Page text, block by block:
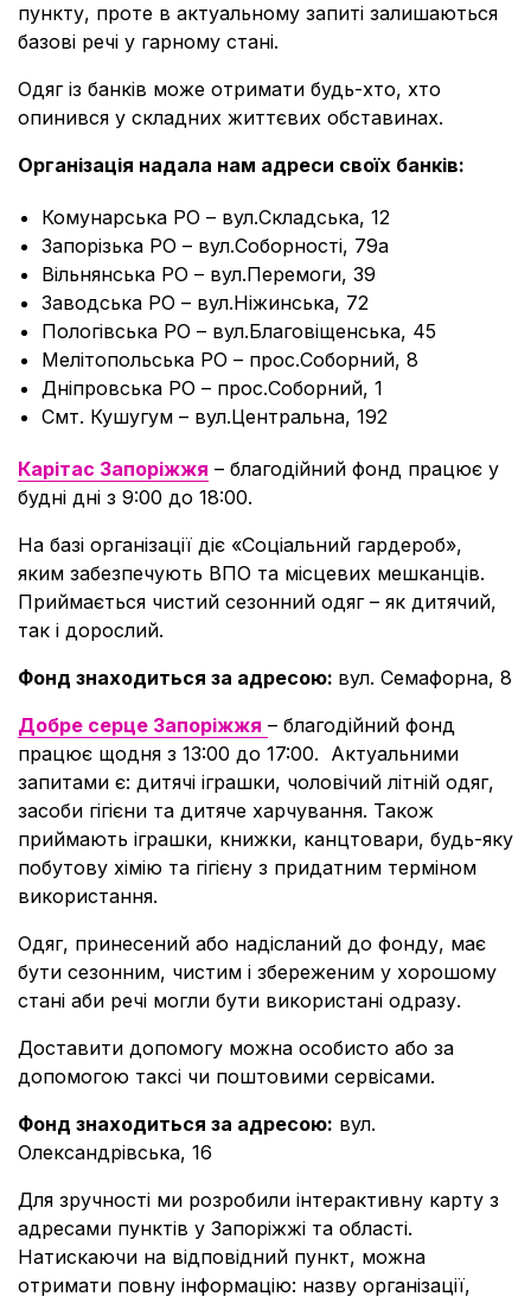
пункту, проте в актуальному запиті залишаються
базові речі у гарному стані.
Одяг із банків може отримати будь-хто, хто
опинився у складних життєвих обставинах.
Організація надала нам адреси своїх банків:
Комунарська РО – вул.Складська, 12
Запорізька РО – вул.Соборності, 79а
Вільнянська РО – вул.Перемоги, 39
Заводська РО – вул.Ніжинська, 72
Пологівська РО – вул.Благовіщенська, 45
Мелітопольська РО – прос.Соборний, 8
Дніпровська РО – прос.Соборний, 1
Смт. Кушугум – вул.Центральна, 192
Карітас Запоріжжя – благодійний фонд працює у
будні дні з 9:00 до 18:00.
На базі організації діє «Соціальний гардероб»,
яким забезпечують ВПО та місцевих мешканців.
Приймається чистий сезонний одяг – як дитячий,
так і дорослий.
Фонд знаходиться за адресою: вул. Семафорна, 8
Добре серце Запоріжжя – благодійний фонд
працює щодня з 13:00 до 17:00. Актуальними
запитами є: дитячі іграшки, чоловічий літній одяг,
засоби гігієни та дитяче харчування. Також
приймають іграшки, книжки, канцтовари, будь-яку
побутову хімію та гігієну з придатним терміном
використання.
Одяг, принесений або надісланий до фонду, має
бути сезонним, чистим і збереженим у хорошому
стані аби речі могли бути використані одразу.
Доставити допомогу можна особисто або за
допомогою таксі чи поштовими сервісами.
Фонд знаходиться за адресою: вул.
Олександрівська, 16
Для зручності ми розробили інтерактивну карту з
адресами пунктів у Запоріжжі та області.
Натискаючи на відповідний пункт, можна
отримати повну інформацію: назву організації,